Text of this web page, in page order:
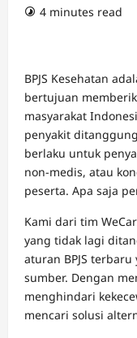
4 minutes read
BPJS Kesehatan
bertujuan
masyarakat
penyakit
berlaku untuk
non-medis, atau
peserta. Apa saja
Kami dari tim
yang tidak lagi
aturan BPJS
sumber. Dengan
menghindari
mencari solusi